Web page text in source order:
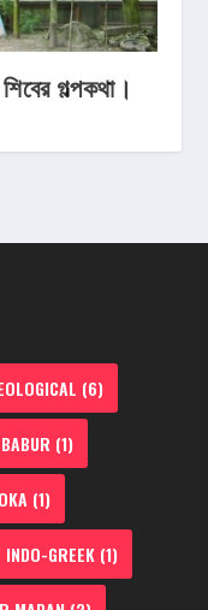
গল্পকথা।
(6)
BABUR (1)
(1)
INDO-GREEK (1)